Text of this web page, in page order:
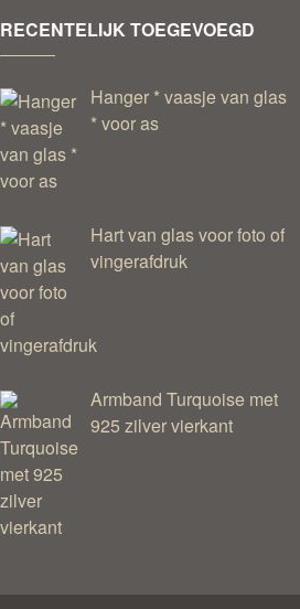
RECENTELIJK TOEGEVOEGD
Hanger * vaasje van glas
* voor as
Hart van glas voor foto of
vingerafdruk
Armband Turquoise met
925 zilver vierkant